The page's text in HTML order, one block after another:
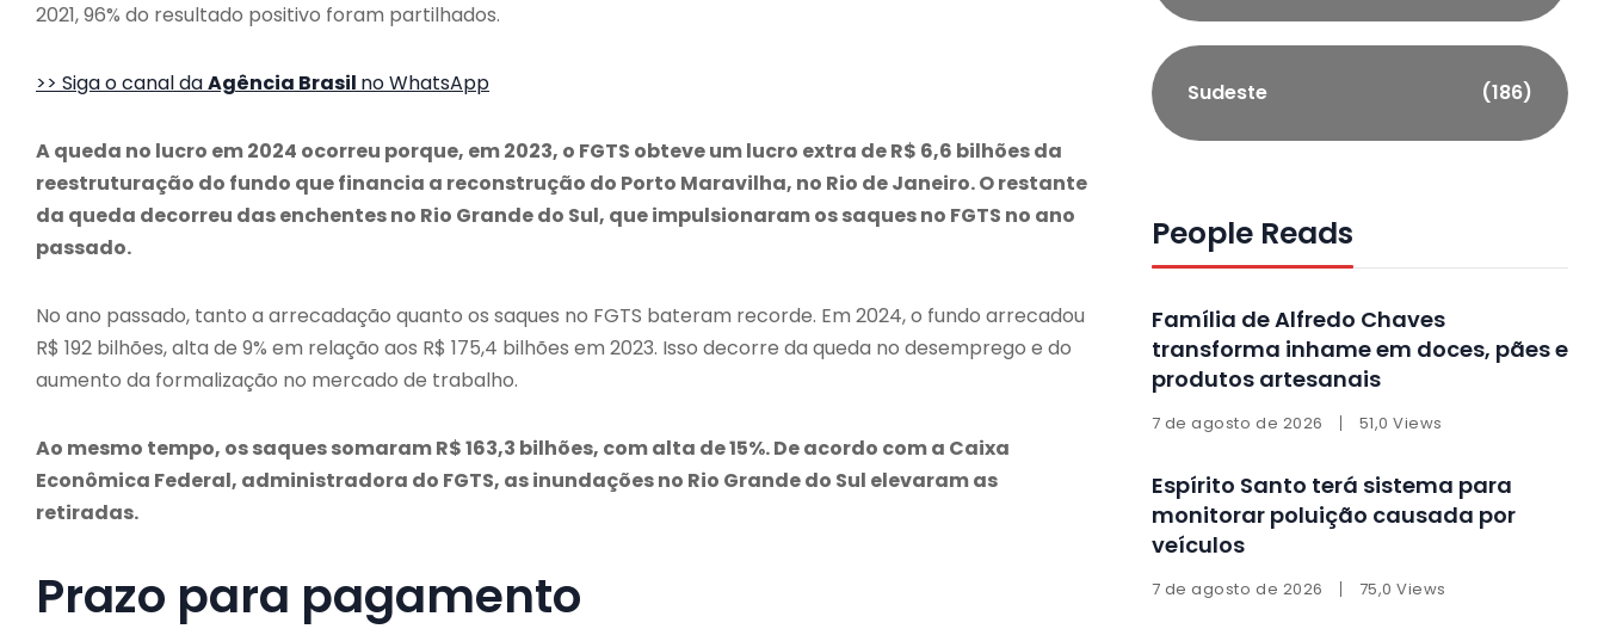
2021, 96% do resultado positivo foram partilhados.
>> Siga o canal daAgência Brasil no WhatsApp
A queda no lucro em 2024 ocorreu porque, em 2023, o FGTS obteve um lucro extra de R$ 6,6 bilhões da
reestruturação do fundo que financia a reconstrução do Porto Maravilha, no Rio de Janeiro. O restante
da queda decorreu das enchentes no Rio Grande do Sul, que impulsionaram os saques no FGTS no ano
passado.
No ano passado, tanto a arrecadação quanto os saques no FGTS bateram recorde. Em 2024, o fundo arrecadou
R$ 192 bilhões, alta de 9% em relação aos R$ 175,4 bilhões em 2023. Isso decorre da queda no desemprego e do
aumento da formalização no mercado de trabalho.
Ao mesmo tempo, os saques somaram R$ 163,3 bilhões, com alta de 15%. De acordo com a Caixa
Econômica Federal, administradora do FGTS, as inundações no Rio Grande do Sul elevaram as
retiradas.
Prazo para pagamento
Sudeste (186)
People Reads
Família de Alfredo Chaves
transforma inhame em doces, pães e
produtos artesanais
7 de agosto de 2026 51,0 Views
Espírito Santo terá sistema para
monitorar poluição causada por
veículos
7 de agosto de 2026 75,0 Views